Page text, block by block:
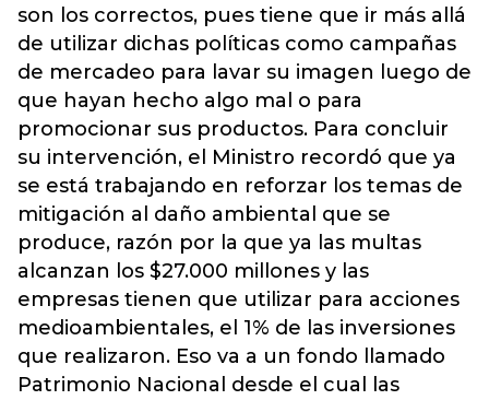
son los correctos, pues tiene que ir más allá
de utilizar dichas políticas como campañas
de mercadeo para lavar su imagen luego de
que hayan hecho algo mal o para
promocionar sus productos. Para concluir
su intervención, el Ministro recordó que ya
se está trabajando en reforzar los temas de
mitigación al daño ambiental que se
produce, razón por la que ya las multas
alcanzan los $27.000 millones y las
empresas tienen que utilizar para acciones
medioambientales, el 1% de las inversiones
que realizaron. Eso va a un fondo llamado
Patrimonio Nacional desde el cual las